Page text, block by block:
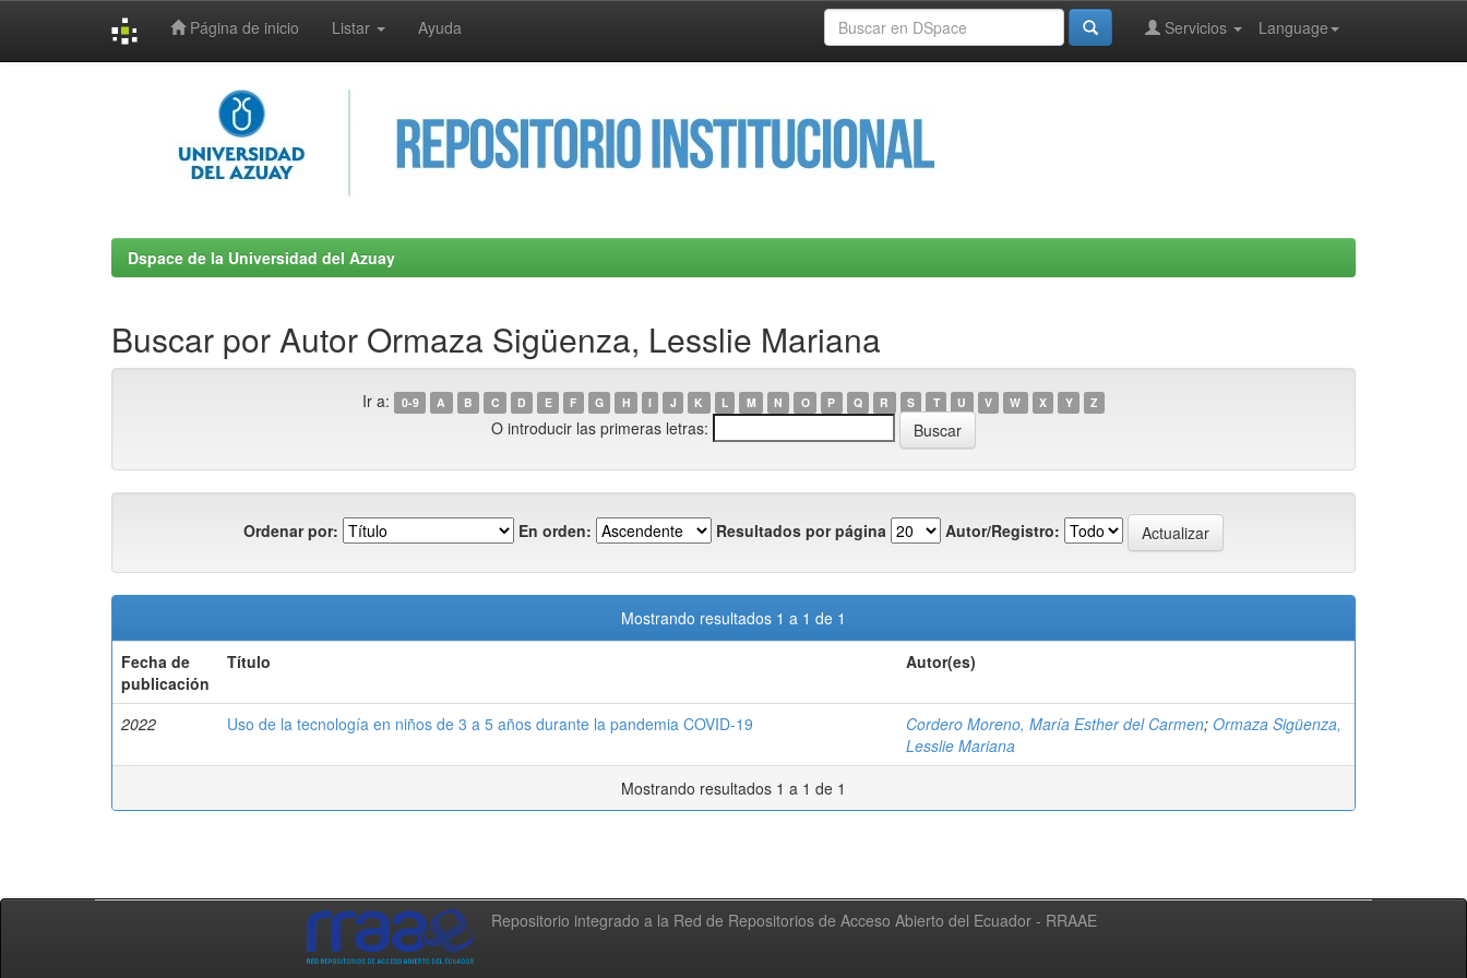
Página de inicio Listar Ayuda Language
Servicios
Dspace de la Universidad del Azuay
Buscar por Autor Ormaza Sigüenza, Lesslie Mariana
Ir a: 0-9 A B C D E F G H I J K L M N O P Q R S T U V W X Y Z
O introducir las primeras letras:
Ordenar por: En orden: Resultados por página Autor/Registro:
Mostrando resultados 1 a 1 de 1
Fecha de
publicación
Título Autor(es)
2022 Uso de la tecnología en niños de 3 a 5 años durante la pandemia COVID-19 Cordero Moreno, María Esther del Carmen; Ormaza Sigüenza,
Lesslie Mariana
Mostrando resultados 1 a 1 de 1
Repositorio integrado a la Red de Repositorios de Acceso Abierto del Ecuador - RRAAE